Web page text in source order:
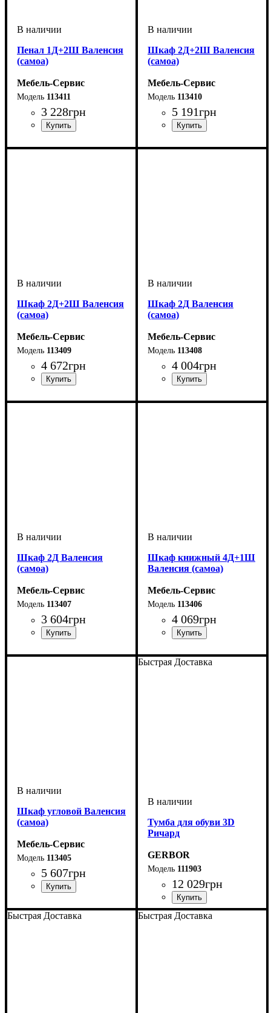
Пенал 1Д+2Ш Валенсия
(самоа)
Мебель-Сервис
113411
3 228грн
Шкаф 2Д+2Ш Валенсия
(самоа)
Мебель-Сервис
113410
5 191грн
Шкаф 2Д+2Ш Валенсия
(самоа)
Мебель-Сервис
113409
4 672грн
Шкаф 2Д Валенсия
(самоа)
Мебель-Сервис
113408
4 004грн
Шкаф 2Д Валенсия
(самоа)
Мебель-Сервис
113407
3 604грн
Шкаф книжный 4Д+1Ш
Валенсия (самоа)
Мебель-Сервис
113406
4 069грн
Шкаф угловой Валенсия
(самоа)
Мебель-Сервис
113405
5 607грн
Быстрая Доставка
Тумба для обуви 3D
Ричард
GERBOR
111903
12 029грн
Быстрая Доставка Быстрая Доставка